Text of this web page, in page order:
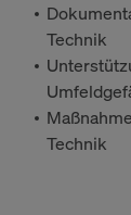
Technik
Technik